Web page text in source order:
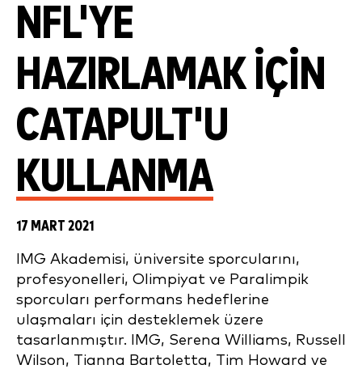
NFL'YE
HAZIRLAMAK IÇIN
CATAPULT'U
KULLANMA
17 MART 2021
IMG Akademisi, üniversite sporcularını,
profesyonelleri, Olimpiyat ve Paralimpik
sporcuları performans hedeflerine
ulaşmaları için desteklemek üzere
tasarlanmıştır. IMG, Serena Williams, Russell
Wilson, Tianna Bartoletta, Tim Howard ve